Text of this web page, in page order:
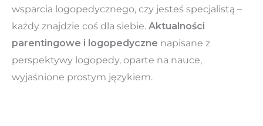
wsparcia logopedycznego, czy jesteś specjalistą –
każdy znajdzie coś dla siebie. Aktualności
parentingowe i logopedyczne napisane z
perspektywy logopedy, oparte na nauce,
wyjaśnione prostym językiem.